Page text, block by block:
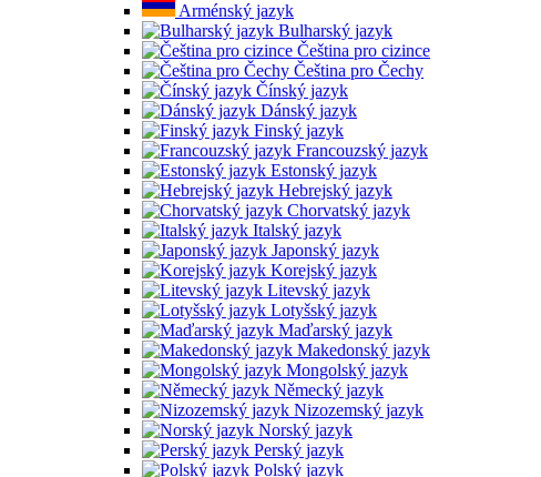
Arménský jazyk
Bulharský jazyk
Čeština pro cizince
Čeština pro Čechy
Čínský jazyk
Dánský jazyk
Finský jazyk
Francouzský jazyk
Estonský jazyk
Hebrejský jazyk
Chorvatský jazyk
Italský jazyk
Japonský jazyk
Korejský jazyk
Litevský jazyk
Lotyšský jazyk
Maďarský jazyk
Makedonský jazyk
Mongolský jazyk
Německý jazyk
Nizozemský jazyk
Norský jazyk
Perský jazyk
Polský jazyk